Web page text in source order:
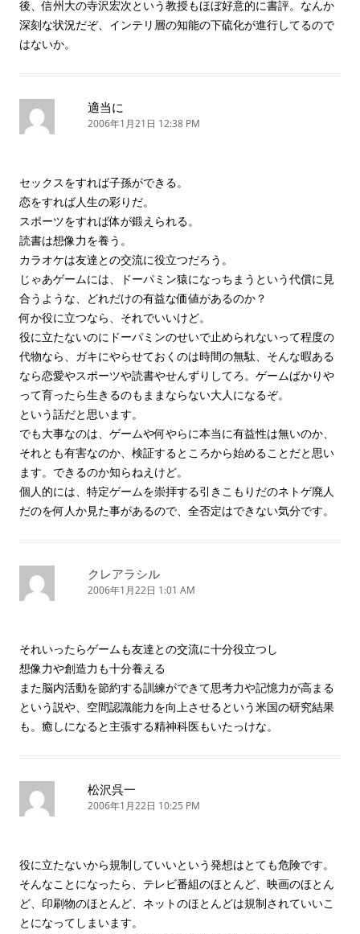
後、信州大の寺沢宏次という教授もほぼ好意的に書評。なんか
深刻な状況だぞ、インテリ層の知能の下硫化が進行してるので
はないか。
適当に
2006年1月21日 12:38 PM
セックスをすれば子孫ができる。
恋をすれば人生の彩りだ。
スポーツをすれば体が鍛えられる。
読書は想像力を養う。
カラオケは友達との交流に役立つだろう。
じゃあゲームには、ドーパミン猿になっちまうという代償に見
合うような、どれだけの有益な価値があるのか？
何か役に立つなら、それでいいけど。
役に立たないのにドーパミンのせいで止められないって程度の
代物なら、ガキにやらせておくのは時間の無駄、そんな暇ある
なら恋愛やスポーツや読書やせんずりしてろ。ゲームばかりや
って育ったら生きるのもままならない大人になるぞ。
という話だと思います。
でも大事なのは、ゲームや何やらに本当に有益性は無いのか、
それとも有害なのか、検証するところから始めることだと思い
ます。できるのか知らねえけど。
個人的には、特定ゲームを崇拝する引きこもりだのネトゲ廃人
だのを何人か見た事があるので、全否定はできない気分です。
クレアラシル
2006年1月22日 1:01 AM
それいったらゲームも友達との交流に十分役立つし
想像力や創造力も十分養える
また脳内活動を節約する訓練ができて思考力や記憶力が高まる
という説や、空間認識能力を向上させるという米国の研究結果
も。癒しになると主張する精神科医もいたっけな。
松沢呉一
2006年1月22日 10:25 PM
役に立たないから規制していいという発想はとても危険です。
そんなことになったら、テレビ番組のほとんど、映画のほとん
ど、印刷物のほとんど、ネットのほとんどは規制されていいこ
とになってしまいます。